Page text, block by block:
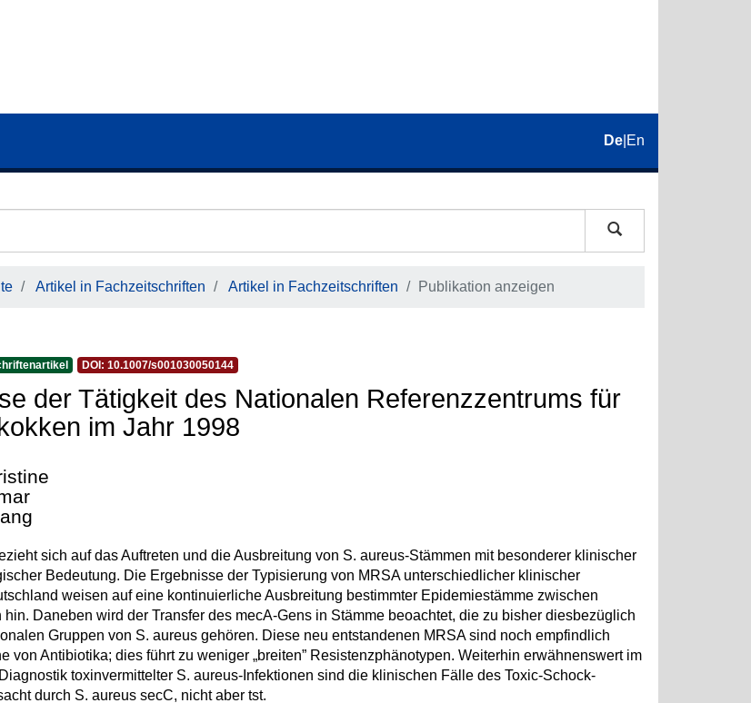
De En
Artikel in Fachzeitschriften Artikel in Fachzeitschriften Publikation anzeigen
DOI: 10.1007/s001030050144
der Tätigkeit des Nationalen Referenzzentrums für
im Jahr 1998
sich auf das Auftreten und die Ausbreitung von S. aureus-Stämmen mit besonderer klinischer
Bedeutung. Die Ergebnisse der Typisierung von MRSA unterschiedlicher klinischer
weisen auf eine kontinuierliche Ausbreitung bestimmter Epidemiestämme zwischen
hin. Daneben wird der Transfer des mecA-Gens in Stämme beoachtet, die zu bisher diesbezüglich
Gruppen von S. aureus gehören. Diese neu entstandenen MRSA sind noch empfindlich
von Antibiotika; dies führt zu weniger „breiten” Resistenzphänotypen. Weiterhin erwähnenswert im
toxinvermittelter S. aureus-Infektionen sind die klinischen Fälle des Toxic-Schock-
durch S. aureus secC, nicht aber tst.